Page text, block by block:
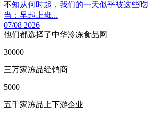
不知从何时起，我们的一天似乎被这些
当：早起上班...
07/08 2026
他们都选择了中华冷冻食品网
30000+
三万家冻品经销商
5000+
五千家冻品上下游企业